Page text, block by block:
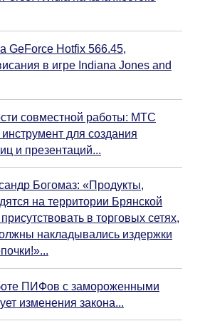
GeForce Hotfix 566.45,
в игре Indiana Jones and
совместной работы: МТС
для создания
и презентаций...
Богомаз: «Продукты,
на территории Брянской
в торговых сетях,
накладывались издержки
ПИФов с замороженными
изменения закона...